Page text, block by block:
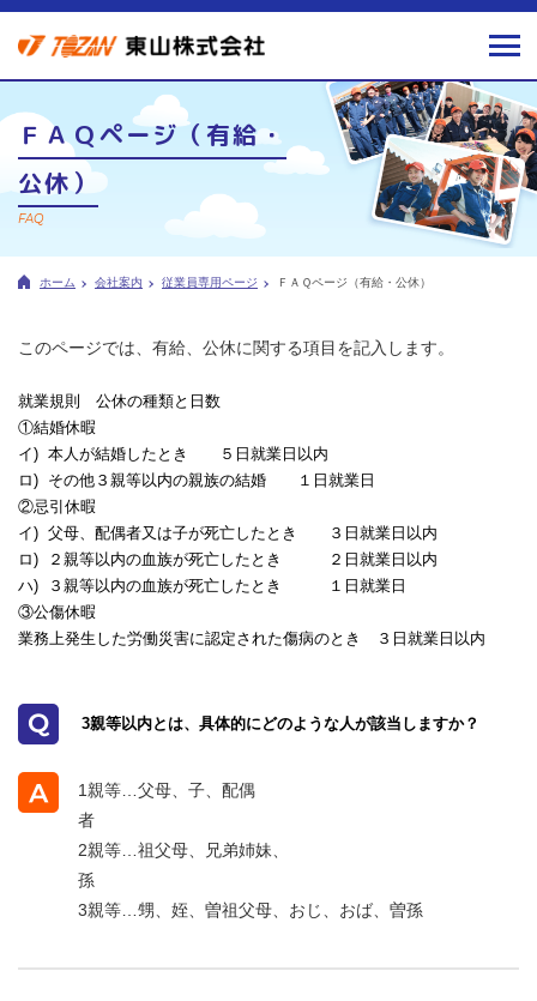
ＦＡＱページ（有給・
公休）
FAQ
ホーム 会社案内 従業員専用ページ ＦＡＱページ（有給・公休）
このページでは、有給、公休に関する項目を記入します。
就業規則 公休の種類と日数
①結婚休暇
イ) 本人が結婚したとき ５日就業日以内
ロ) その他３親等以内の親族の結婚 １日就業日
②忌引休暇
イ) 父母、配偶者又は子が死亡したとき ３日就業日以内
ロ) ２親等以内の血族が死亡したとき ２日就業日以内
ハ) ３親等以内の血族が死亡したとき １日就業日
③公傷休暇
業務上発生した労働災害に認定された傷病のとき ３日就業日以内
3親等以内とは、具体的にどのような人が該当しますか？
1親等…父母、子、配偶
2親等…祖父母、兄弟姉妹、
3親等…甥、姪、曽祖父母、おじ、おば、曽孫